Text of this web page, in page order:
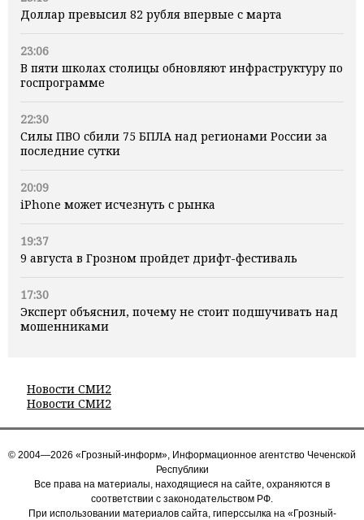
Доллар превысил 82 рубля впервые с марта
23:06
В пяти школах столицы обновляют инфраструктуру по
госпрограмме
22:30
Силы ПВО сбили 75 БПЛА над регионами России за
последние сутки
20:09
iPhone может исчезнуть с рынка
19:37
9 августа в Грозном пройдет дрифт-фестиваль
17:30
Эксперт объяснил, почему не стоит подшучивать над
мошенниками
Новости СМИ2
Новости СМИ2
© 2004—2026 «Грозный-информ», Информационное агентство Чеченской
Республики
Все права на материалы, находящиеся на сайте, охраняются в
соответствии с законодательством РФ.
При использовании материалов сайта, гиперссылка на «Грозный-